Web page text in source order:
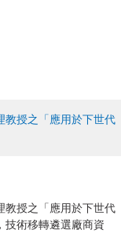
教授之「應用於下世代
教授之「應用於下世代
技術移轉遴選廠商資